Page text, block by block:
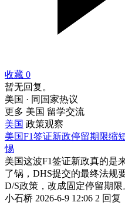
收藏 0
暂无回复。
美国 · 同国家热议
更多 美国 留学交流
美国 政策观察
美国F1签证新政停留期限缩
惕
美国这波F1签证新政真的是
了锅，DHS提交的最终法规
D/S政策，改成固定停留期限
小石桥 2026-6-9 12:06 2 回复